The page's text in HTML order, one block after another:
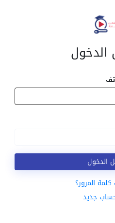
الدخول
المرور؟
جديد